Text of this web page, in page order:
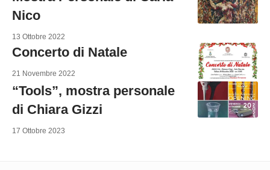
Nico
13 Ottobre 2022
Concerto di Natale
21 Novembre 2022
“Tools”, mostra personale
di Chiara Gizzi
17 Ottobre 2023